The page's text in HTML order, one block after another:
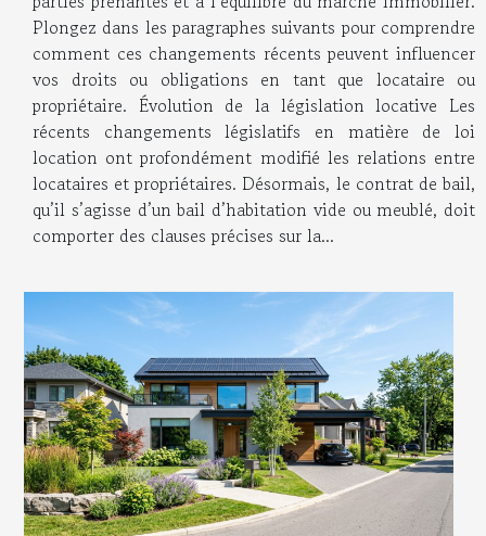
Plongez dans les paragraphes suivants pour comprendre
comment ces changements récents peuvent influencer
vos droits ou obligations en tant que locataire ou
propriétaire. Évolution de la législation locative Les
récents changements législatifs en matière de loi
location ont profondément modifié les relations entre
locataires et propriétaires. Désormais, le contrat de bail,
qu’il s’agisse d’un bail d’habitation vide ou meublé, doit
comporter des clauses précises sur la...